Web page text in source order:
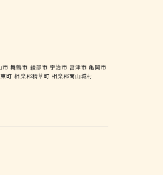
市 舞鶴市 綾部市 宇治市 宮津市 亀岡市
町 相楽郡精華町 相楽郡南山城村